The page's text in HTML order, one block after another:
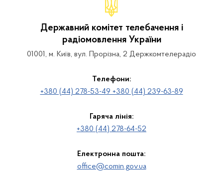
Державний комітет телебачення і
радіомовлення України
01001, м. Київ, вул. Прорізна, 2 Держкомтелерадіо
Телефони:
+380 (44) 278-53-49 +380 (44) 239-63-89
Гаряча лінія:
+380 (44) 278-64-52
Електронна пошта:
office@comin.gov.ua